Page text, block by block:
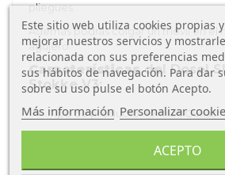
pliegues.
Además podrás colgar un móvil en el
agujero.
Característicasdel Dosel
Stokke V3:
Tipo de producto: Textiles Cunas.
Tipo de material: 100% Poliéster.
Este sitio web utiliza cookies propias
mejorar nuestros servicios y
relacionada con sus preferencias
sus hábitos de navegación. Para dar
sobre su uso pulse el botón Acepto.
Más información Personalizar
ACEPTO